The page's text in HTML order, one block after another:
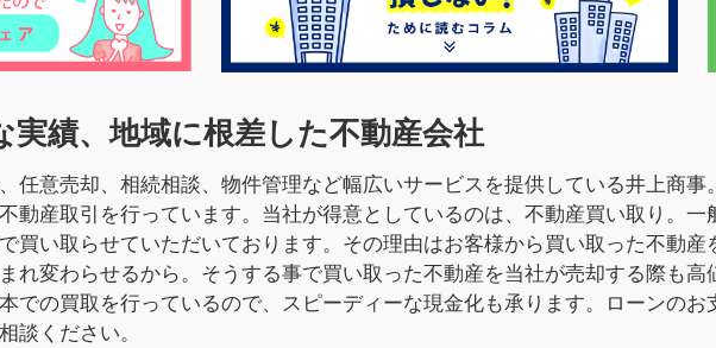
実績、地域に根差した不動産会社
任意売却、相続相談、物件管理など幅広いサービスを提供している井上商
動産取引を行っています。当社が得意としているのは、不動産買い取り。
買い取らせていただいております。その理由はお客様から買い取った不動
れ変わらせるから。そうする事で買い取った不動産を当社が売却する際も
での買取を行っているので、スピーディーな現金化も承ります。ローンの
談ください。